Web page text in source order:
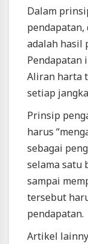
Dalam
adalah hasil
Pendapatan
Aliran harta
setiap
Prinsip
harus
sebagai
selama satu
sampai
tersebut
pendapatan.
Artikel